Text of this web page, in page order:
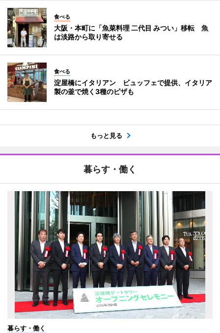
食べる
大阪・本町に「魚菜料理 二代目 みつい」移転 魚
は淡路から取り寄せる
食べる
淀屋橋にイタリアン ビュッフェで提供、イタリア
製の釜で焼く3種のピザも
もっと見る
暮らす・働く
暮らす・働く